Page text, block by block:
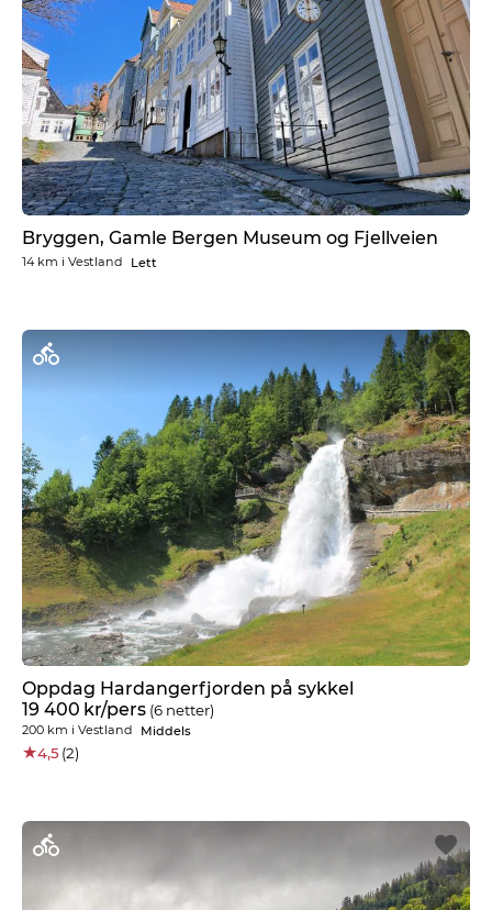
Bryggen, Gamle Bergen Museum og Fjellveien
14 km i Vestland Lett
Oppdag Hardangerfjorden på sykkel
19 400 kr/pers (6 netter)
200 km i Vestland Middels
★4,5 (2)